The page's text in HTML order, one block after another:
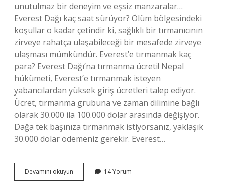
unutulmaz bir deneyim ve eşsiz manzaralar…
Everest Dağı kaç saat sürüyor? Ölüm bölgesindeki
koşullar o kadar çetindir ki, sağlıklı bir tırmanıcının
zirveye rahatça ulaşabileceği bir mesafede zirveye
ulaşması mümkündür. Everest’e tırmanmak kaç
para? Everest Dağı’na tırmanma ücreti! Nepal
hükümeti, Everest’e tırmanmak isteyen
yabancılardan yüksek giriş ücretleri talep ediyor.
Ücret, tırmanma grubuna ve zaman dilimine bağlı
olarak 30.000 ila 100.000 dolar arasında değişiyor.
Dağa tek başınıza tırmanmak istiyorsanız, yaklaşık
30.000 dolar ödemeniz gerekir. Everest…
Devamını okuyun
E
14 Yorum